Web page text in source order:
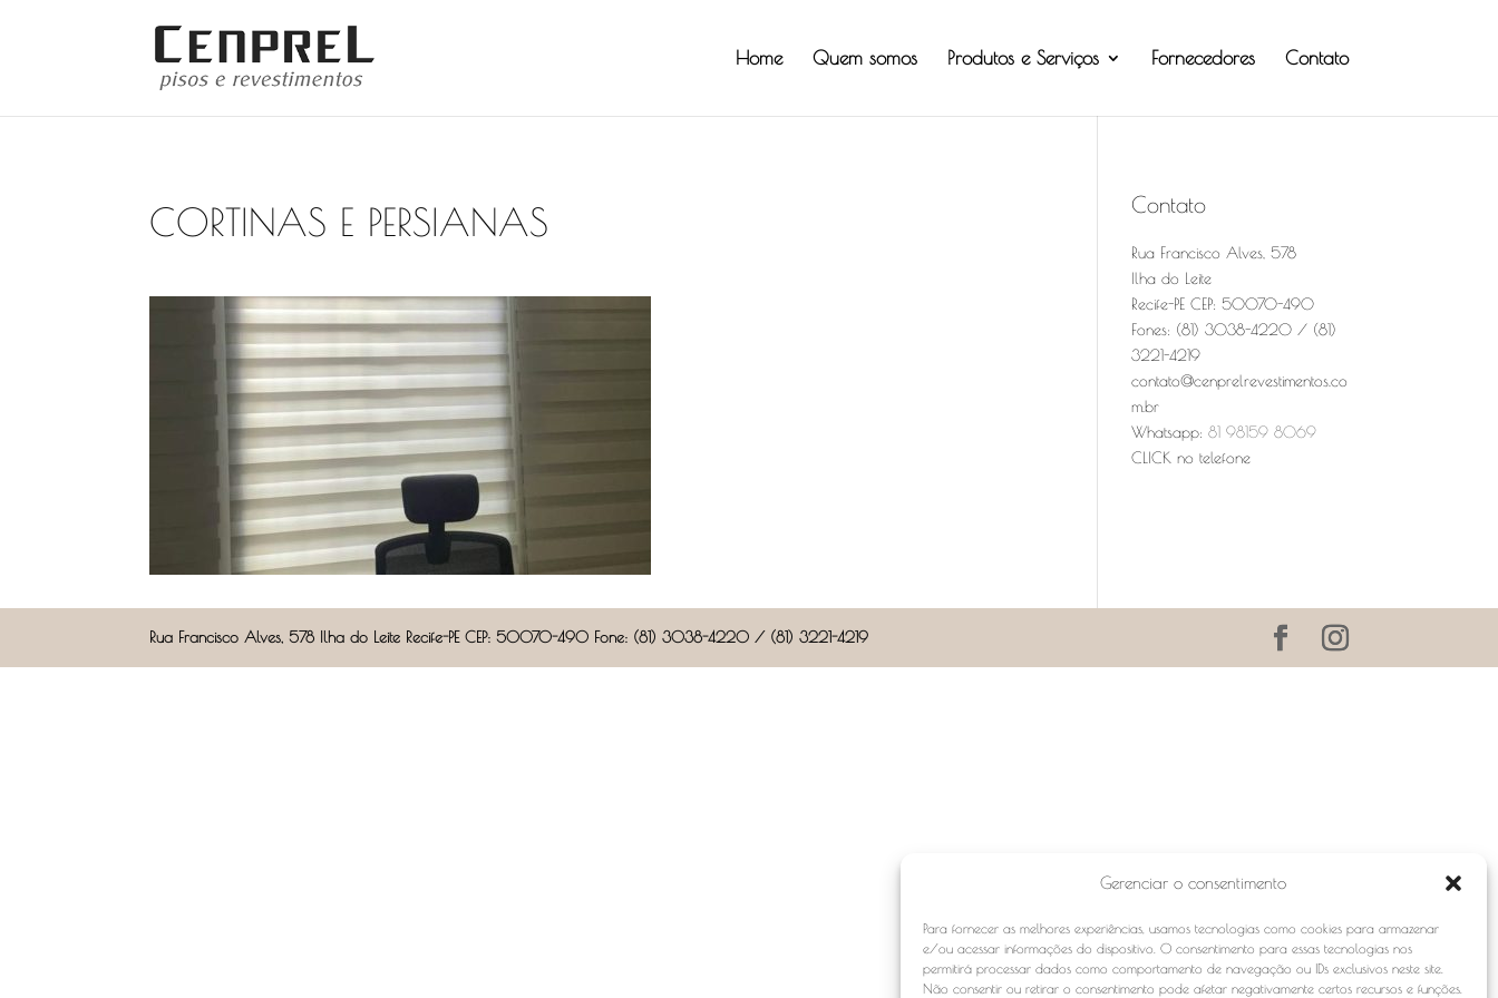
Gerenciar o consentimento
Para fornecer as melhores experiências, usamos tecnologias como cookies para armazenar
e/ou acessar informações do dispositivo. O consentimento para essas tecnologias nos
permitirá processar dados como comportamento de navegação ou IDs exclusivos neste site.
Não consentir ou retirar o consentimento pode afetar negativamente certos recursos e funções.
Home Quem somos Produtos e Serviços Fornecedores Contato
CORTINAS E PERSIANAS Contato
Rua Francisco Alves, 578
Ilha do Leite
Recife-PE CEP: 50070-490
Fones: (81) 3038-4220 / (81)
3221-4219
contato@cenprelrevestimentos.co
m.br
Whatsapp:81 98159 8069
CLICK no telefone
Rua Francisco Alves, 578 Ilha do Leite Recife-PE CEP: 50070-490 Fone: (81) 3038-4220 / (81) 3221-4219